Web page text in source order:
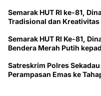
Semarak HUT RI ke-81,
Tradisional dan Kreativitas
Semarak HUT RI Ke-81,
Bendera Merah Putih
Satreskrim Polres
Perampasan Emas ke